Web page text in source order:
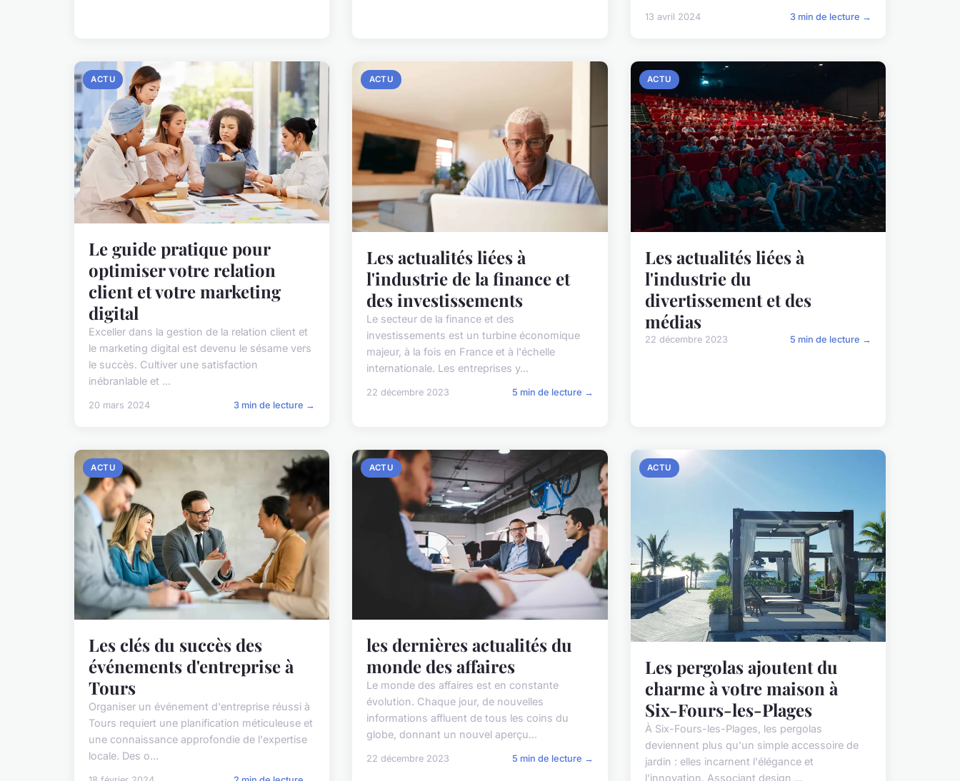
13 avril 2024 3 min de lecture →
ACTU
Le guide pratique pour
optimiser votre relation
client et votre marketing
digital
Exceller dans la gestion de la relation client et
le marketing digital est devenu le sésame vers
le succès. Cultiver une satisfaction
inébranlable et ...
20 mars 2024 3 min de lecture →
ACTU
Les actualités liées à
l'industrie de la finance et
des investissements
Le secteur de la finance et des
investissements est un turbine économique
majeur, à la fois en France et à l'échelle
internationale. Les entreprises y...
22 décembre 2023 5 min de lecture →
ACTU
Les actualités liées à
l'industrie du
divertissement et des
médias
22 décembre 2023 5 min de lecture →
ACTU
Les clés du succès des
événements d'entreprise à
Tours
Organiser un événement d'entreprise réussi à
Tours requiert une planification méticuleuse et
une connaissance approfondie de l'expertise
locale. Des o...
ACTU
les dernières actualités du
monde des affaires
Le monde des affaires est en constante
évolution. Chaque jour, de nouvelles
informations affluent de tous les coins du
globe, donnant un nouvel aperçu...
22 décembre 2023 5 min de lecture →
ACTU
Les pergolas ajoutent du
charme à votre maison à
Six-Fours-les-Plages
À Six-Fours-les-Plages, les pergolas
deviennent plus qu'un simple accessoire de
jardin : elles incarnent l'élégance et
l'innovation. Associant design ...